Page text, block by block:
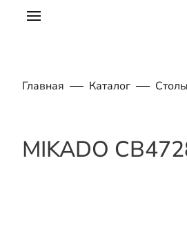
Главная Каталог Столы
MIKADO